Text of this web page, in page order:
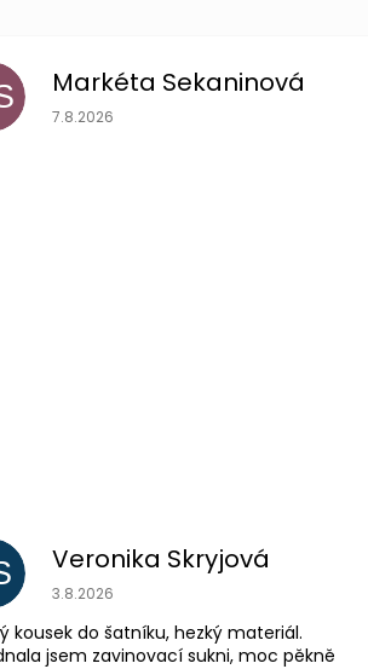
Markéta Sekaninová
Hodnocení obchodu je 5 z 5 hvězdiček.
7.8.2026
Veronika Skryjová
Hodnocení obchodu je 5 z 5 hvězdiček.
3.8.2026
kousek do šatníku, hezký materiál.
jsem zavinovací sukni, moc pěkně